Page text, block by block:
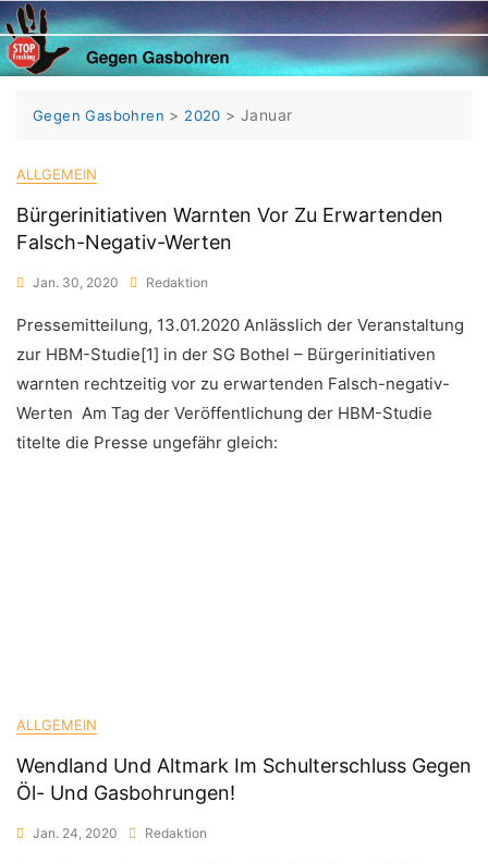
Skip
to
content
Gegen Gasbohren > 2020 >Januar
ALLGEMEIN
Bürgerinitiativen Warnten Vor Zu Erwartenden
Falsch-Negativ-Werten
Jan. 30, 2020 Redaktion
Pressemitteilung, 13.01.2020 Anlässlich der Veranstaltung
zur HBM-Studie[1] in der SG Bothel – Bürgerinitiativen
warnten rechtzeitig vor zu erwartenden Falsch-negativ-
Werten Am Tag der Veröffentlichung der HBM-Studie
titelte die Presse ungefähr gleich:
ALLGEMEIN
Wendland Und Altmark Im Schulterschluss Gegen
Öl- Und Gasbohrungen!
Jan. 24, 2020 Redaktion